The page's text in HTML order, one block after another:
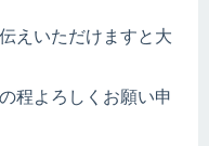
えいただけますと大
程よろしくお願い申